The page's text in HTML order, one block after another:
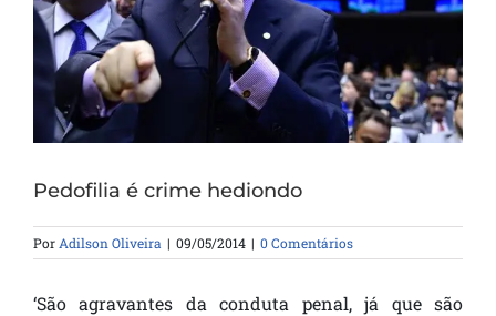
Pedofilia é crime hediondo
Por Adilson Oliveira | 09/05/2014 | 0 Comentários
‘São agravantes da conduta penal, já que são